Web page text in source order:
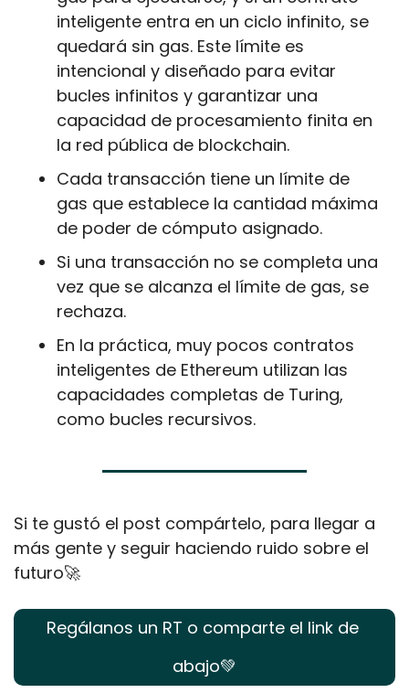
inteligente entra en un ciclo infinito, se
quedará sin gas. Este límite es
intencional y diseñado para evitar
bucles infinitos y garantizar una
capacidad de procesamiento finita en
la red pública de blockchain.
Cada transacción tiene un límite de
gas que establece la cantidad máxima
de poder de cómputo asignado.
Si una transacción no se completa una
vez que se alcanza el límite de gas, se
rechaza.
En la práctica, muy pocos contratos
inteligentes de Ethereum utilizan las
capacidades completas de Turing,
como bucles recursivos.
Si te gustó el post compártelo, para llegar a
más gente y seguir haciendo ruido sobre el
futuro🚀
Regálanos un RT o comparte el link de
abajo💚